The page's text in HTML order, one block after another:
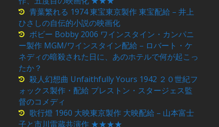
青葉繁れる 1974 東宝東京製作 東宝配給 – 井上
ひさしの自伝的小説の映画化
ボビー Bobby 2006 ワインスタイン・カンパニ
ー製作 MGM/ワインスタイン配給 – ロバート・ケ
ネディの暗殺された日に、あのホテルで何が起こっ
たか？
殺人幻想曲 Unfaithfully Yours 1942 ２０世紀フ
ォックス製作・配給 プレストン・スタージェス監
督のコメディ
歌行燈 1960 大映東京製作 大映配給 – 山本富士
子と市川雷蔵共演作 ★★★★